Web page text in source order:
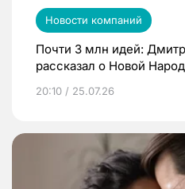
Новости компаний
Почти 3 млн идей:
рассказал о Новой
20:10 / 25.07.26